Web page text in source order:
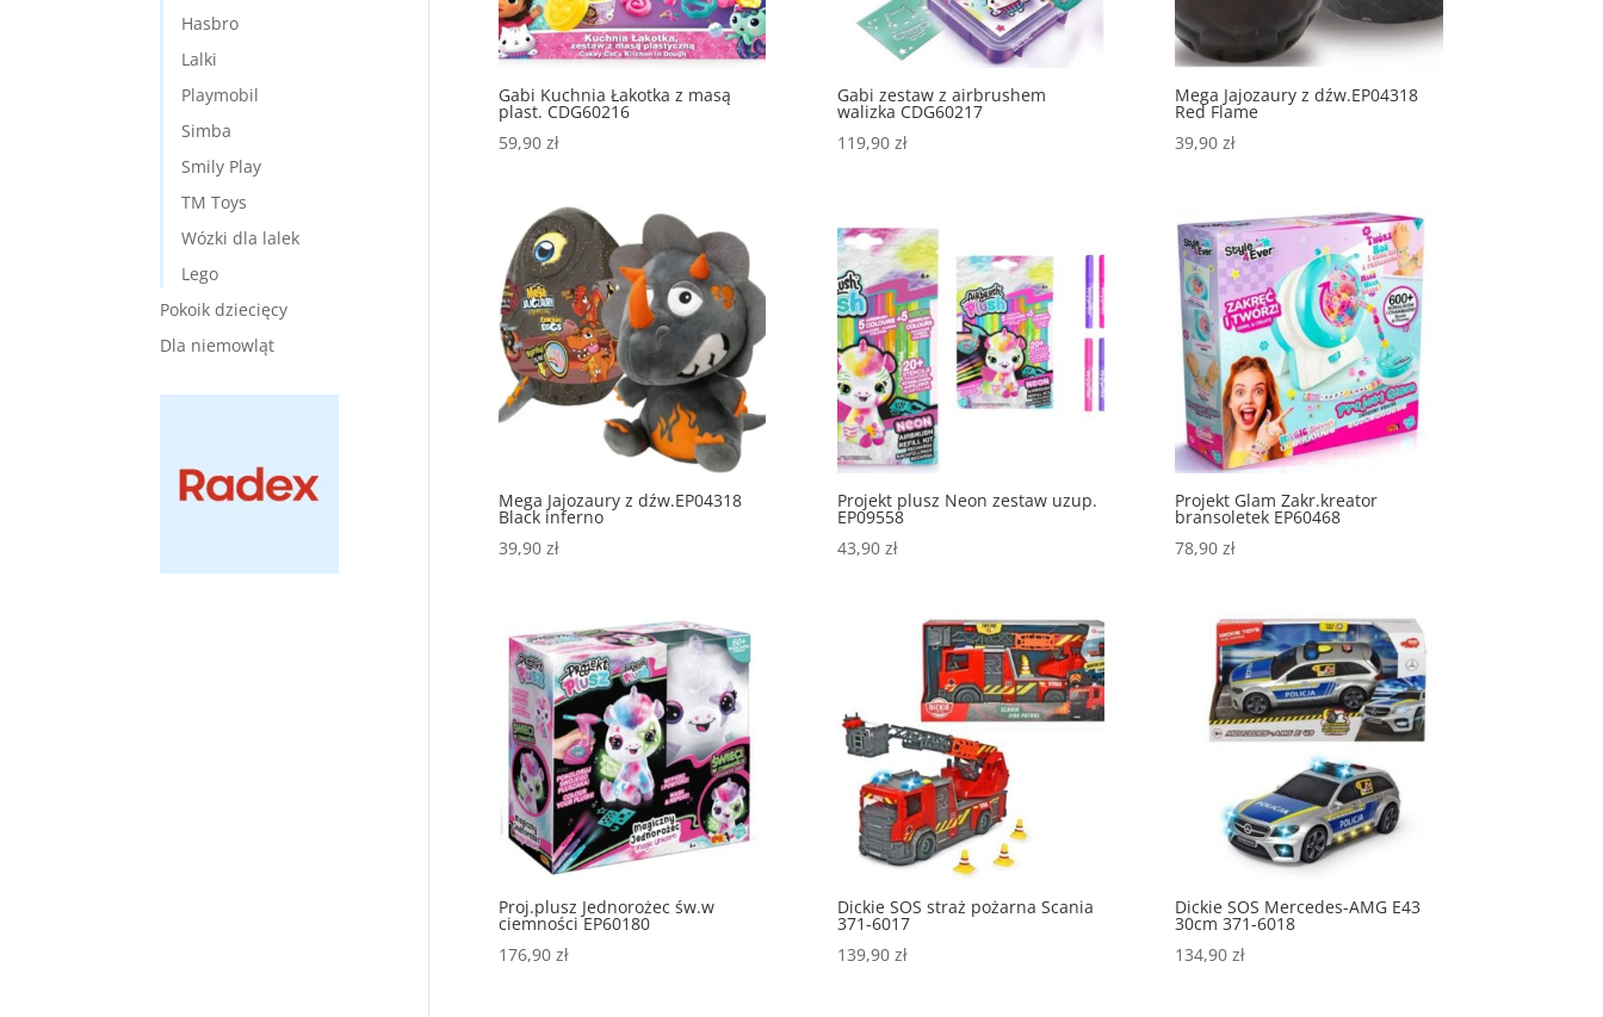
Gabi Kuchnia Łakotka z masą
plast. CDG60216
59,90 zł
Gabi zestaw z airbrushem
walizka CDG60217
119,90 zł
Mega Jajozaury z dźw.EP04318
Red Flame
39,90zł
Mega Jajozaury z dźw.EP04318
Black inferno
39,90 zł
Projekt plusz Neon zestaw uzup.
EP09558
43,90 zł
Projekt Glam Zakr.kreator
bransoletek EP60468
78,90zł
Proj.plusz Jednorożec św.w
ciemności EP60180
176,90 zł
Dickie SOS straż pożarna Scania
371-6017
139,90 zł
Dickie SOS Mercedes-AMG E43
30cm 371-6018
134,90zł
Hasbro
Lalki
Playmobil
Simba
Smily Play
TM Toys
Wózki dla lalek
Lego
Pokoik dziecięcy
Dla niemowląt